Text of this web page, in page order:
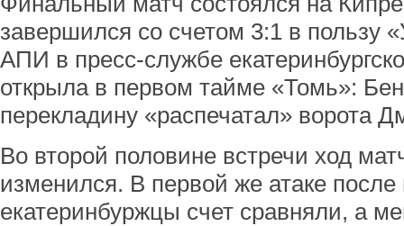
завершился со счетом 3:1 в пользу
АПИ в пресс-службе
открыла в первом тайме «Томь»:
перекладину «распечатал» ворота
Во второй половине встречи ход
изменился. В первой же атаке
екатеринбуржцы счет сравняли, а